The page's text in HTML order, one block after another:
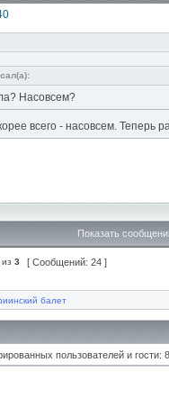
Насовсем?
всего - насовсем. Теперь
Показать
из 3 [ Сообщений: 24 ]
балет
пользователей и гости: 8